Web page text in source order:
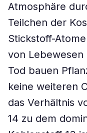
Atmosphäre
Teilchen der
Stickstoff-
von Lebewesen
Tod bauen
keine weiteren
das Verhältnis
14 zu dem